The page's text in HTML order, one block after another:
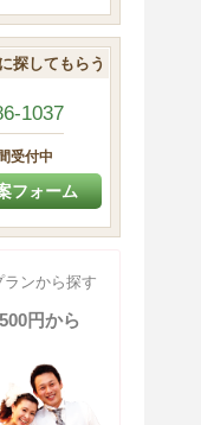
探してもらう
1037
受付中
フォーム
ンから探す
円から